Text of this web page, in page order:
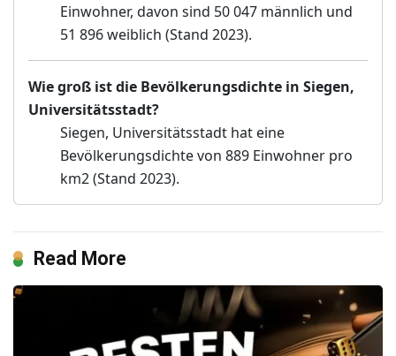
Einwohner, davon sind 50 047 männlich und
51 896 weiblich (Stand 2023).
Wie groß ist die Bevölkerungsdichte in Siegen,
Universitätsstadt?
Siegen, Universitätsstadt hat eine
Bevölkerungsdichte von 889 Einwohner pro
km2 (Stand 2023).
Read More